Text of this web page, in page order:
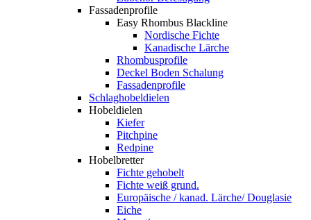
Fassadenprofile
Easy Rhombus Blackline
Nordische Fichte
Kanadische Lärche
Rhombusprofile
Deckel Boden Schalung
Fassadenprofile
Schlaghobeldielen
Hobeldielen
Kiefer
Pitchpine
Redpine
Hobelbretter
Fichte gehobelt
Fichte weiß grund.
Europäische / kanad. Lärche/ Douglasie
Eiche